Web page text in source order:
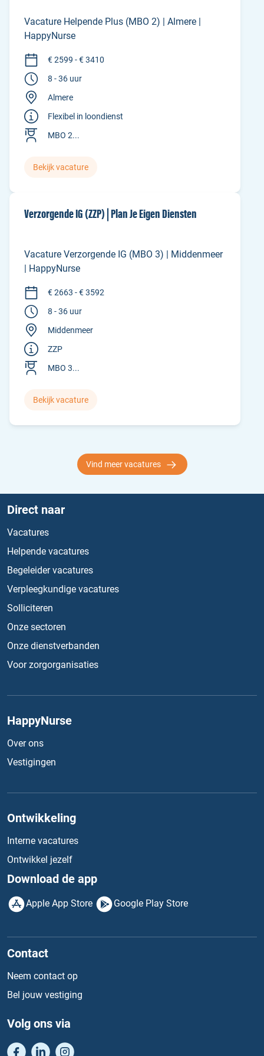
Vacature Helpende Plus (MBO 2) | Almere |
HappyNurse
€ 2599 - € 3410
8 - 36 uur
Almere
Flexibel in loondienst
MBO 2...
Bekijk vacature
Verzorgende IG (ZZP) | Plan Je Eigen Diensten
Vacature Verzorgende IG (MBO 3) | Middenmeer
| HappyNurse
€ 2663 - € 3592
8 - 36 uur
Middenmeer
ZZP
MBO 3...
Bekijk vacature
Vind meer vacatures
Direct naar
Vacatures
Helpende vacatures
Begeleider vacatures
Verpleegkundige vacatures
Solliciteren
Onze sectoren
Onze dienstverbanden
Voor zorgorganisaties
HappyNurse
Over ons
Vestigingen
Ontwikkeling
Interne vacatures
Ontwikkel jezelf
Download de app
Apple App Store Google Play Store
Contact
Neem contact op
Bel jouw vestiging
Volg ons via